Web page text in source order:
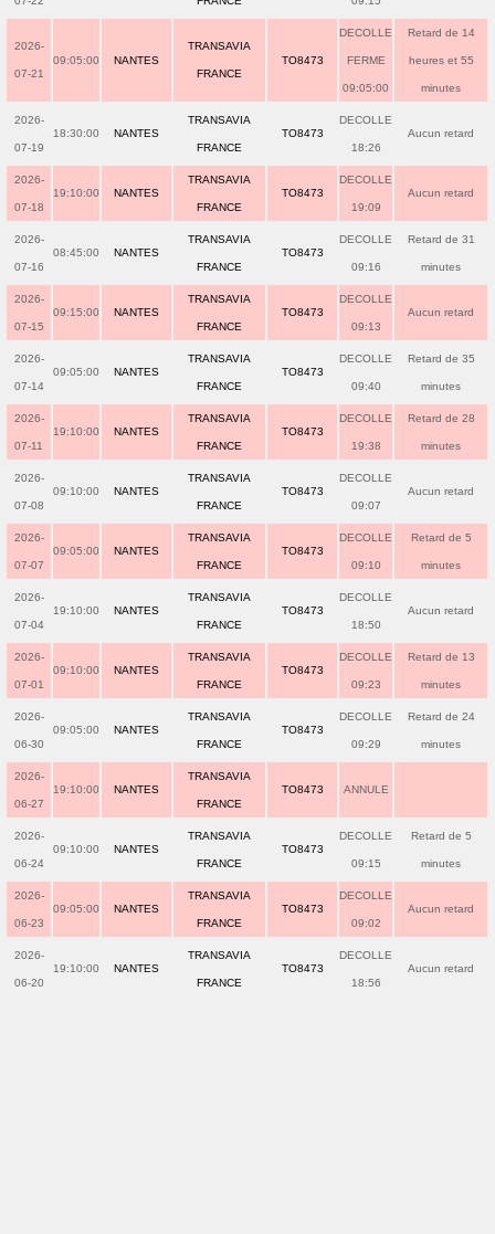
2026-
07-21
09:05:00 NANTES
TRANSAVIA
FRANCE
TO8473
DECOLLE
FERME
09:05:00
Retard de 14
heures et 55
minutes
2026-
07-19
18:30:00 NANTES
TRANSAVIA
FRANCE
TO8473
DECOLLE
18:26
Aucun retard
2026-
07-18
19:10:00 NANTES
TRANSAVIA
FRANCE
TO8473
DECOLLE
19:09
Aucun retard
2026-
07-16
08:45:00 NANTES
TRANSAVIA
FRANCE
TO8473
DECOLLE
09:16
Retard de 31
minutes
2026-
07-15
09:15:00 NANTES
TRANSAVIA
FRANCE
TO8473
DECOLLE
09:13
Aucun retard
2026-
07-14
09:05:00 NANTES
TRANSAVIA
FRANCE
TO8473
DECOLLE
09:40
Retard de 35
minutes
2026-
07-11
19:10:00 NANTES
TRANSAVIA
FRANCE
TO8473
DECOLLE
19:38
Retard de 28
minutes
2026-
07-08
09:10:00 NANTES
TRANSAVIA
FRANCE
TO8473
DECOLLE
09:07
Aucun retard
2026-
07-07
09:05:00 NANTES
TRANSAVIA
FRANCE
TO8473
DECOLLE
09:10
Retard de 5
minutes
2026-
07-04
19:10:00 NANTES
TRANSAVIA
FRANCE
TO8473
DECOLLE
18:50
Aucun retard
2026-
07-01
09:10:00 NANTES
TRANSAVIA
FRANCE
TO8473
DECOLLE
09:23
Retard de 13
minutes
2026-
06-30
09:05:00 NANTES
TRANSAVIA
FRANCE
TO8473
DECOLLE
09:29
Retard de 24
minutes
2026-
06-27
19:10:00 NANTES
TRANSAVIA
FRANCE
TO8473 ANNULE
2026-
06-24
09:10:00 NANTES
TRANSAVIA
FRANCE
TO8473
DECOLLE
09:15
Retard de 5
minutes
2026-
06-23
09:05:00 NANTES
TRANSAVIA
FRANCE
TO8473
DECOLLE
09:02
Aucun retard
2026-
06-20
19:10:00 NANTES
TRANSAVIA
FRANCE
TO8473
DECOLLE
18:56
Aucun retard